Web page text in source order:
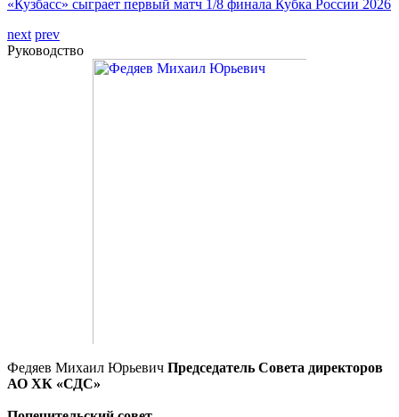
«Кузбасс» сыграет первый матч 1/8 финала Кубка России 2026
next prev
Руководство
Федяев Михаил Юрьевич Председатель Совета директоров
АО ХК «СДС»